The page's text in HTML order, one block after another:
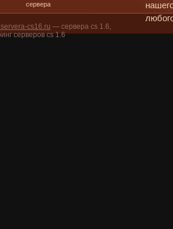
сервера
cs16.ru — сервера cs 1.6,
серверов cs 1.6